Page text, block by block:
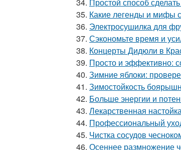
35. Какие легенды и мифы
36. Электросушилка для
37. Сэкономьте время и
38. Концерты Дидюли в
39. Просто и эффективно:
40. Зимние яблоки:
41. Зимостойкость
42. Больше энергии и
43. Лекарственная
44. Профессиональный
45. Чистка сосудов
46. Осеннее размножение